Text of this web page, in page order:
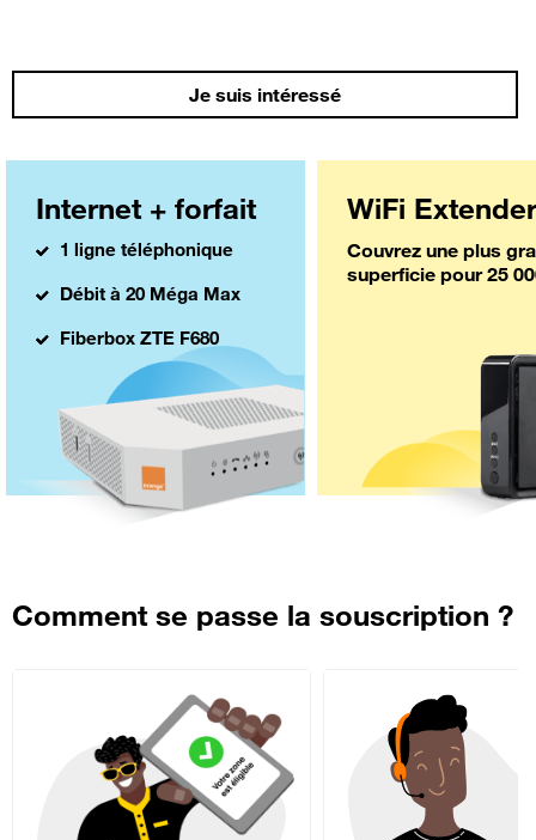
Je suis intéressé
Internet + forfait
1 ligne téléphonique
Débit à 20 Méga Max
Fiberbox ZTE F680
WiFi Extender
Couvrez une plus
superficie pour 25
Comment se passe la souscription ?